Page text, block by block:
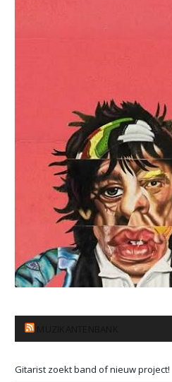
Gitarist zoekt band of nieuw project!